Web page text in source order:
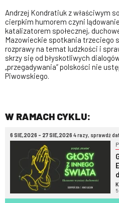
Andrzej Kondratiuk z właściwym
cierpkim humorem czyni
katalizatorem społecznej,
Mazowieckie spotkania trzeciego
rozprawy na temat ludzkości i
skrzy się od błyskotliwych
„przegadywania” polskości nie
Piwowskiego.
W RAMACH CYKLU:
6 SIE,2026 - 27 SIE,2026 4 razy, sprawdź